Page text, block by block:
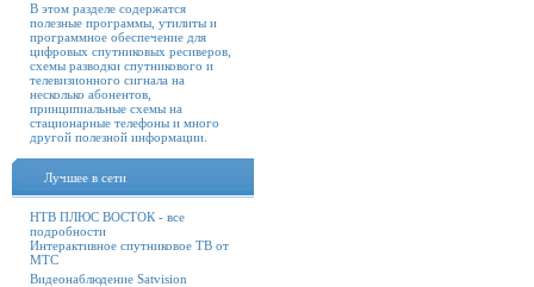
В этом разделе содержатся
полезные программы, утилиты и
программное обеспечение для
цифровых спутниковых ресиверов,
схемы разводки спутникового и
телевизионного сигнала на
несколько абонентов,
принципиальные схемы на
стационарные телефоны и много
другой полезной информации.
Лучшее в сети
НТВ ПЛЮС ВОСТОК - все
подробности
Интерактивное спутниковое ТВ от
МТС
Видеонаблюдение Satvision